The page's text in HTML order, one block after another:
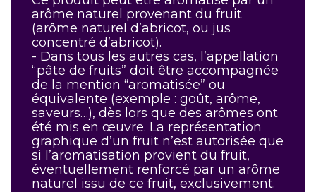
arôme naturel provenant du fruit
(arôme naturel d’abricot, ou jus
concentré d’abricot).
- Dans tous les autres cas, l’appellation
“pâte de fruits” doit être accompagnée
de la mention “aromatisée” ou
équivalente (exemple : goût, arôme,
saveurs…), dès lors que des arômes ont
été mis en œuvre. La représentation
graphique d’un fruit n’est autorisée que
si l’aromatisation provient du fruit,
éventuellement renforcé par un arôme
naturel issu de ce fruit, exclusivement.